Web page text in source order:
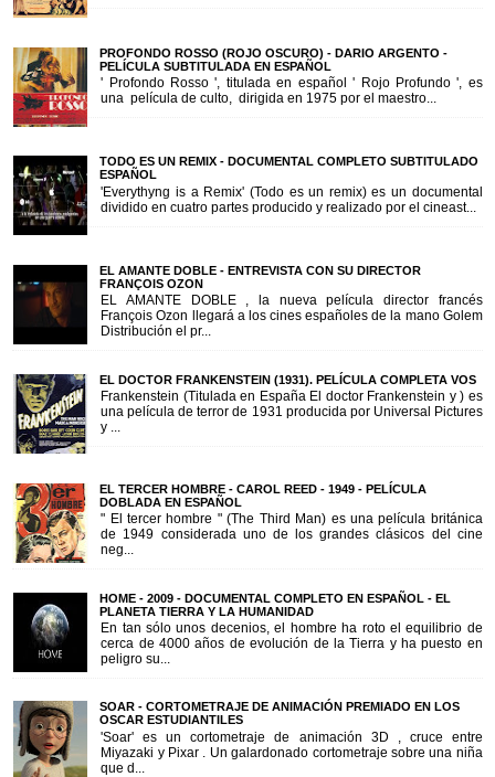
PROFONDO ROSSO (ROJO OSCURO) - DARIO ARGENTO -
PELÍCULA SUBTITULADA EN ESPAÑOL
' Profondo Rosso ', titulada en español ' Rojo Profundo ', es
una película de culto, dirigida en 1975 por el maestro...
TODO ES UN REMIX - DOCUMENTAL COMPLETO SUBTITULADO
ESPAÑOL
'Everythyng is a Remix' (Todo es un remix) es un documental
dividido en cuatro partes producido y realizado por el cineast...
EL AMANTE DOBLE - ENTREVISTA CON SU DIRECTOR
FRANÇOIS OZON
EL AMANTE DOBLE , la nueva película director francés
François Ozon llegará a los cines españoles de la mano Golem
Distribución el pr...
EL DOCTOR FRANKENSTEIN (1931). PELÍCULA COMPLETA VOS
Frankenstein (Titulada en España El doctor Frankenstein y ) es
una película de terror de 1931 producida por Universal Pictures
y ...
EL TERCER HOMBRE - CAROL REED - 1949 - PELÍCULA
DOBLADA EN ESPAÑOL
" El tercer hombre " (The Third Man) es una película británica
de 1949 considerada uno de los grandes clásicos del cine
neg...
HOME - 2009 - DOCUMENTAL COMPLETO EN ESPAÑOL - EL
PLANETA TIERRA Y LA HUMANIDAD
En tan sólo unos decenios, el hombre ha roto el equilibrio de
cerca de 4000 años de evolución de la Tierra y ha puesto en
peligro su...
SOAR - CORTOMETRAJE DE ANIMACIÓN PREMIADO EN LOS
OSCAR ESTUDIANTILES
'Soar' es un cortometraje de animación 3D , cruce entre
Miyazaki y Pixar . Un galardonado cortometraje sobre una niña
que d...